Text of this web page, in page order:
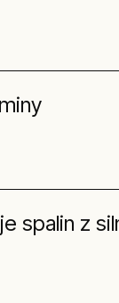
spalin z